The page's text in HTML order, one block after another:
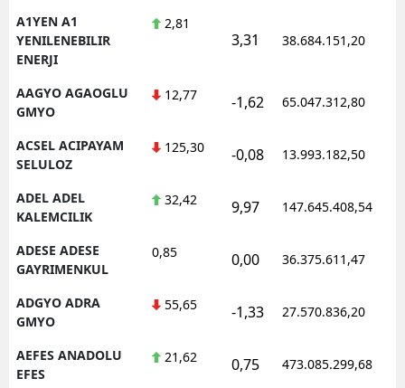
A1YEN A1
YENILENEBILIR
ENERJI
2,81
3,31 38.684.151,20
AAGYO AGAOGLU
GMYO
12,77 -1,62 65.047.312,80
ACSEL ACIPAYAM
SELULOZ
125,30 -0,08 13.993.182,50
ADEL ADEL
KALEMCILIK
32,42 9,97 147.645.408,54
ADESE ADESE
GAYRIMENKUL
0,85 0,00 36.375.611,47
ADGYO ADRA
GMYO
55,65 -1,33 27.570.836,20
AEFES ANADOLU
EFES
21,62 0,75 473.085.299,68